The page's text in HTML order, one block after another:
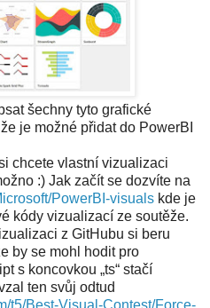
šechny tyto grafické
je možné přidat do PowerBI
chcete vlastní vizualizaci
:) Jak začít se dozvíte na
PowerBI-visuals kde je
kódy vizualizací ze soutěže.
z GitHubu si beru
by se mohl hodit pro
s koncovkou „ts“ stačí
ten svůj odtud
t5/Best-Visual-Contest/Force-